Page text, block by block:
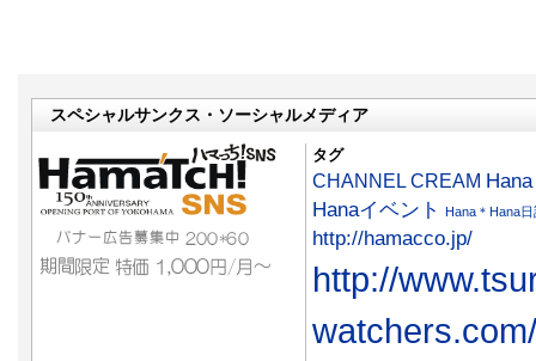
スペシャルサンクス・ソーシャルメディア
タグ
CHANNEL CREAM
Hanaイベント
Hana＊Hana日
http://hamacco.jp/
http://
watchers.com/